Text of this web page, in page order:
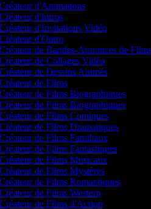
d'Animations
d'Intros
d'Invitations Vidéo
d'Outro
de Bandes-Annonces de Films
de Collages Vidéo
de Dessins Animés
de Films
de Films Biographiques
de Films Biographiques
de Films Comiques
de Films Dramatiques
de Films Familiaux
de Films Fantastiques
de Films Musicaux
de Films Mystères
de Films Romantiques
de Films Western
de Films d'Action